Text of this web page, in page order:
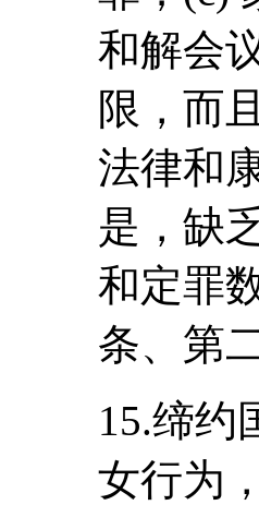
和解会
限，而
法律和
是，缺
和定罪
条、第
15.缔约
女行为